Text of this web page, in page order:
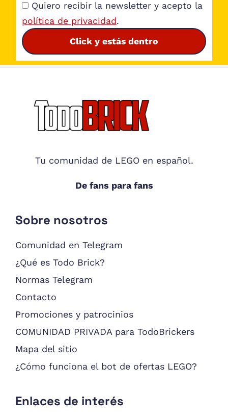
Quiero recibir la newsletter y acepto la
política de privacidad.
Click y estás dentro
Footer
Tu comunidad de LEGO en español.
De fans para fans
Sobre nosotros
Comunidad en Telegram
¿Qué es Todo Brick?
Normas Telegram
Contacto
Promociones y patrocinios
COMUNIDAD PRIVADA para TodoBrickers
Mapa del sitio
¿Cómo funciona el bot de ofertas LEGO?
Enlaces de interés